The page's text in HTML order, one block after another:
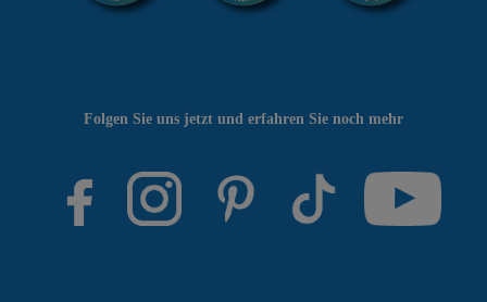
Folgen Sie uns jetzt und erfahren Sie noch mehr